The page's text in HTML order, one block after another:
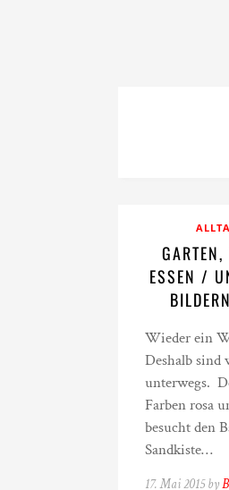
ESSEN /
Wieder ein
Deshalb
unterwegs.
Farben rosa
besucht den
Sandkiste…
17. Mai 2015 by